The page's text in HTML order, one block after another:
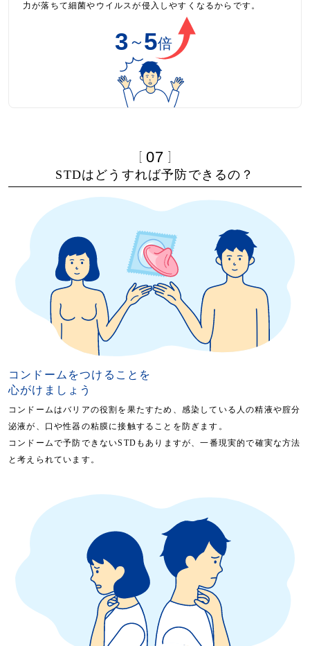
力が落ちて細菌やウイルスが侵入しやすくなるからです。
07
STDはどうすれば予防できるの？
コンドームをつけることを
心がけましょう
コンドームはバリアの役割を果たすため、感染している人の精液や腟分
泌液が、口や性器の粘膜に接触することを防ぎます。
コンドームで予防できないSTDもありますが、一番現実的で確実な方法
と考えられています。